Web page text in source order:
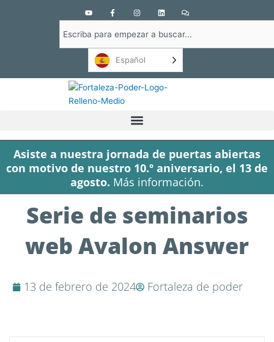
Y
o
u
t
u
b
F
a
c
e
b
o
f
I
n
s
t
a
g
a
L
i
n
k
e
d
C
o
m
e
n
t
en
Español
Asiste a nuestra jornada de puertas abiertas
con motivo de nuestro 10.º aniversario, el 13 de
agosto. Más información.
Serie de seminarios
web Avalon Answer
13 de febrero de 2024 Fortaleza de poder